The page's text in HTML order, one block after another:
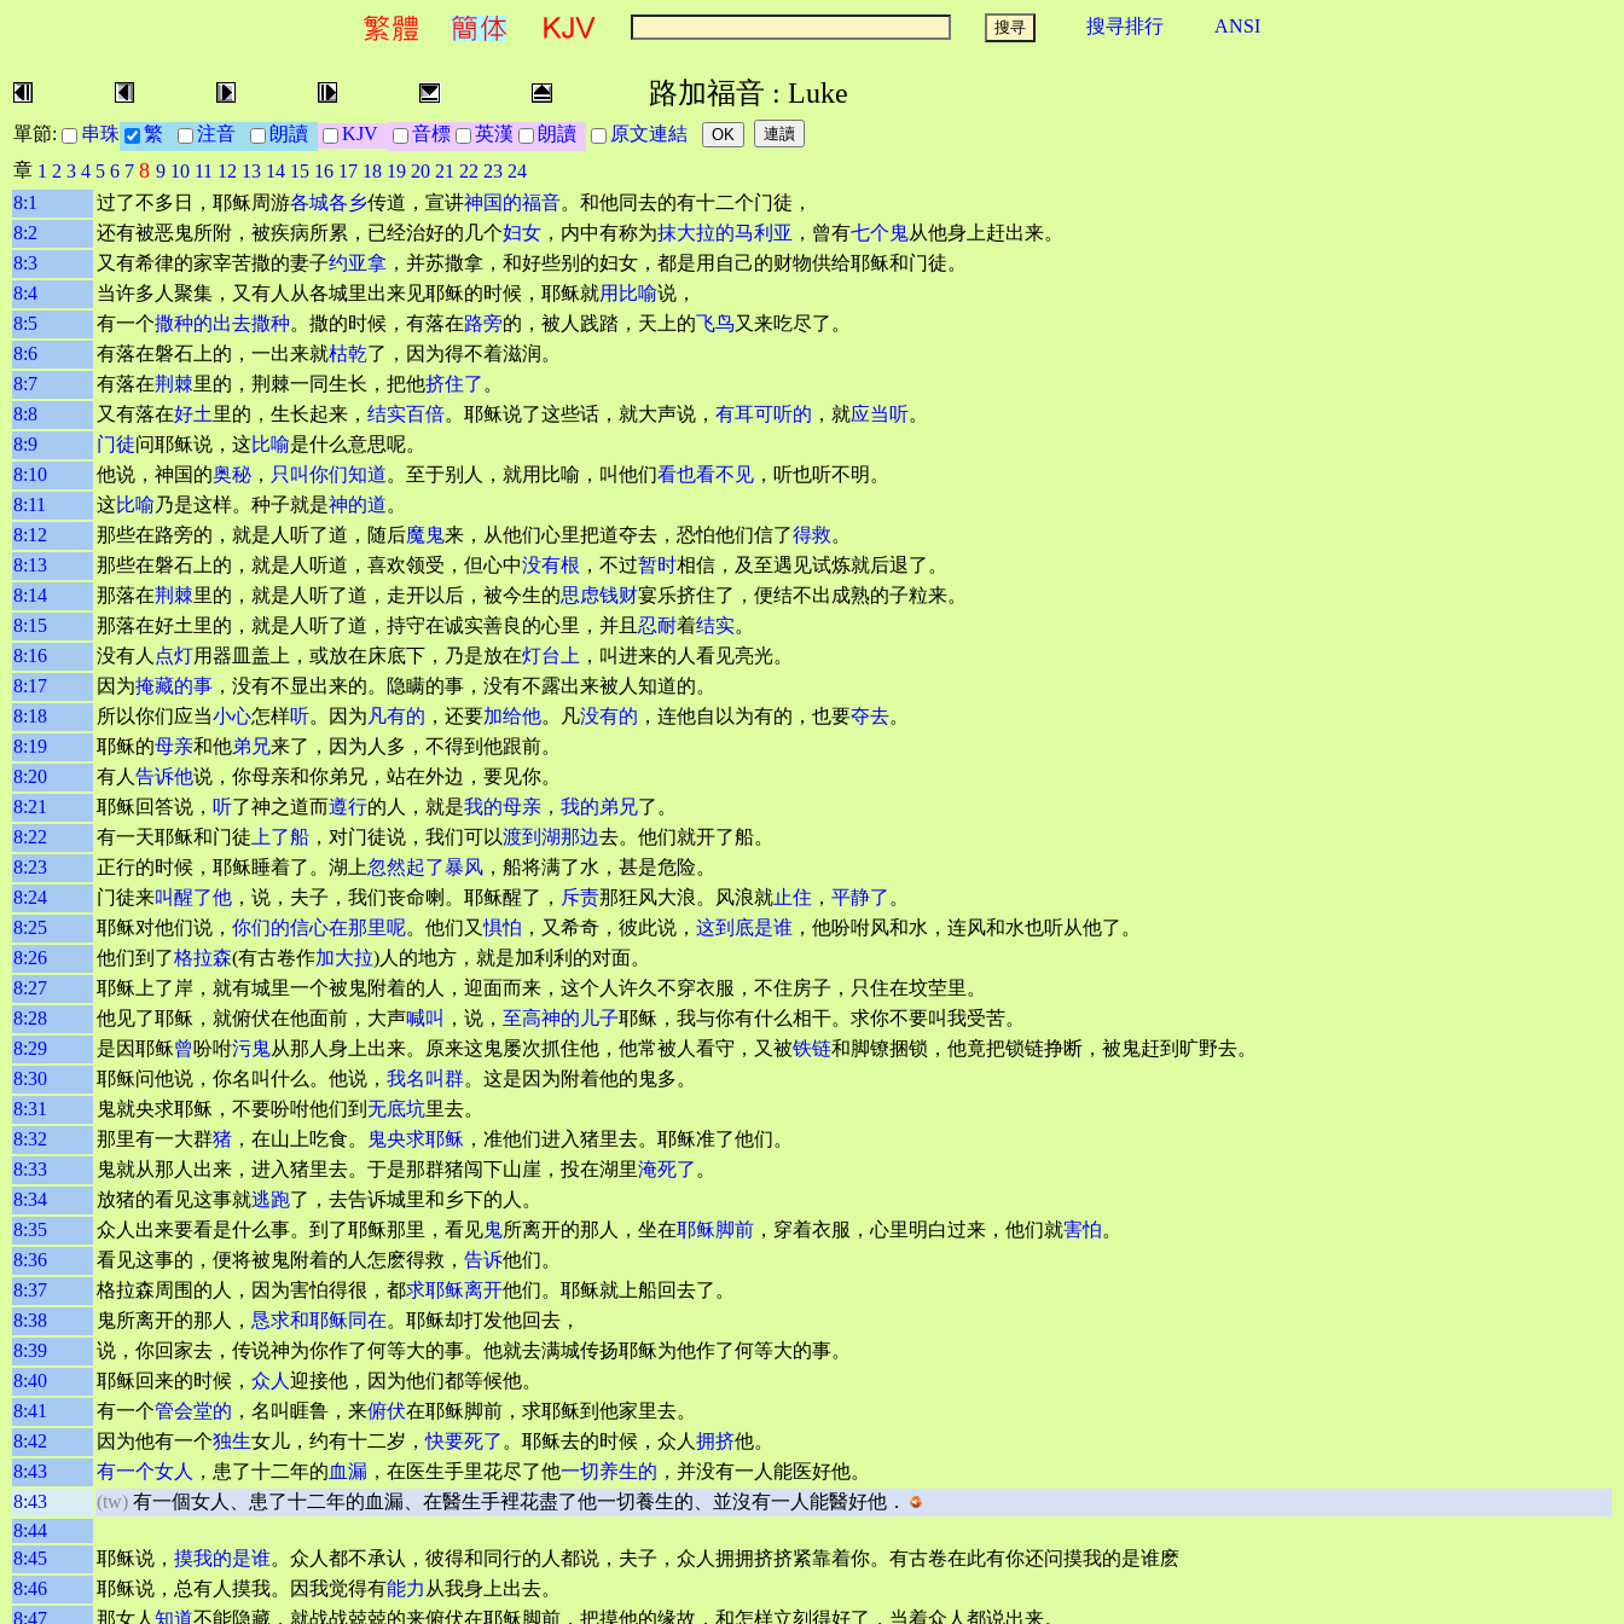
搜寻排行 ANSI
路加福音 : Luke
單節: 串珠 繁 注音 朗讀 KJV 音標 英漢 朗讀
原文連結
章 1 2 3 4 5 6 7 8 9 10 11 12 13 14 15 16 17 18 19 20 21 22 23 24
8:1
过了不多日，耶稣周游各城各乡传道，宣讲神国的福音。和他同去的有十二个门徒，
8:2
还有被恶鬼所附，被疾病所累，已经治好的几个妇女 ，内中有称为抹大拉的马利亚 ，曾有七个鬼从他身上赶出来。
8:3
又有希律的家宰苦撒的妻子约亚拿 ，并苏撒拿，和好些别的妇女，都是用自己的财物供给耶稣和门徒。
8:4
当许多人聚集，又有人从各城里出来见耶稣的时候，耶稣就用比喻说，
8:5
有一个撒种的出去撒种。撒的时候，有落在路旁的，被人践踏，天上的飞鸟又来吃尽了。
8:6
有落在磐石上的，一出来就枯乾了，因为得不着滋润。
8:7
有落在荆棘里的，荆棘一同生长，把他挤住了 。
8:8
又有落在好土里的，生长起来， 结实百倍。耶稣说了这些话，就大声说， 有耳可听的 ，就应当听。
8:9
门徒问耶稣说，这比喻是什么意思呢。
8:10
他说，神国的奥秘 ， 只叫你们知道。至于别人，就用比喻，叫他们看也看不见 ，听也听不明。
8:11
这比喻乃是这样。种子就是神的道。
8:12
那些在路旁的，就是人听了道，随后魔鬼来，从他们心里把道夺去，恐怕他们信了得救。
8:13
那些在磐石上的，就是人听道，喜欢领受，但心中没有根 ，不过暂时相信，及至遇见试炼就后退了。
8:14
那落在荆棘里的，就是人听了道，走开以后，被今生的思虑钱财宴乐挤住了，便结不出成熟的子粒来。
8:15
那落在好土里的，就是人听了道，持守在诚实善良的心里，并且 忍耐着结实。
8:16
没有人 点灯用器皿盖上，或放在床底下，乃是放在灯台上 ，叫进来的人看见亮光。
8:17
因为掩藏的事 ，没有不显出来的。隐瞒的事，没有不露出来被人知道的。
8:18
所以你们应当小心怎样听。因为 凡有的 ，还要加给他。凡没有的 ，连他自以为有的，也要夺去。
8:19
耶稣的母亲和他弟兄来了，因为人多，不得到他跟前。
8:20
有人 告诉他说，你母亲和你弟兄，站在外边，要见你。
8:21
耶稣回答说， 听了神之道而遵行的人，就是我的母亲 ， 我的弟兄了。
8:22
有一天耶稣和门徒 上了船 ，对门徒说，我们可以渡到湖那边去。他们就开了船。
8:23
正行的时候，耶稣睡着了。湖上忽然起了暴风 ，船将满了水，甚是危险。
8:24
门徒来叫醒了他 ，说，夫子，我们丧命喇。耶稣醒了， 斥责那狂风大浪。风浪就止住 ， 平静了 。
8:25
耶稣对他们说， 你们的信心在那里呢。他们又惧怕 ，又希奇，彼此说， 这到底是谁 ，他吩咐风和水，连风和水也听从他了。
8:26
他们到了格拉森(有古卷作加大拉)人的地方，就是加利利的对面。
8:27
耶稣上了岸，就有城里一个被鬼附着的人，迎面而来，这个人许久不穿衣服，不住房子，只住在坟茔里。
8:28
他见了耶稣，就俯伏在他面前，大声喊叫 ，说， 至高神的儿子耶稣，我与你有什么相干。求你不要叫我受苦。
8:29
是因耶稣曾吩咐污鬼从那人身上出来。原来这鬼屡次抓住他，他常被人看守，又被铁链和脚镣捆锁，他竟把锁链挣断，被鬼赶到旷野去。
8:30
耶稣问他说，你名叫什么。他说， 我名叫群。这是因为附着他的鬼多。
8:31
鬼就央求耶稣，不要吩咐他们到 无底坑里去。
8:32
那里有一大群猪 ，在山上吃食。 鬼央求耶稣 ，准他们进入猪里去。耶稣准了他们。
8:33
鬼就从那人出来，进入猪里去。于是那群猪闯下山崖，投在湖里淹死了 。
8:34
放猪的看见这事就逃跑了，去告诉城里和乡下的人。
8:35
众人出来要看是什么事。到了耶稣那里，看见鬼所离开的那人，坐在耶稣脚前 ，穿着衣服，心里明白过来，他们就害怕。
8:36
看见这事的，便将被鬼附着的人怎麽得救， 告诉他们。
8:37
格拉森周围的人，因为害怕得很，都求耶稣离开他们。耶稣就上船回去了。
8:38
鬼所离开的那人， 恳求和耶稣同在。耶稣却打发他回去，
8:39
说，你回家去，传说神为你作了何等大的事。他就去满城传扬耶稣为他作了何等大的事。
8:40
耶稣回来的时候， 众人 迎接他，因为他们都等候他。
8:41
有一个管会堂的 ，名叫睚鲁，来俯伏在耶稣脚前，求耶稣到他家里去。
8:42
因为他有一个独生女儿，约有十二岁，快要死了 。耶稣去的时候，众人 拥挤他。
8:43
有一个女人 ，患了十二年的血漏 ，在医生手里花尽了他一切养生的 ，并没有一人能医好他。
8:43
(tw) 有一個女人、患了十二年的血漏、在醫生手裡花盡了他一切養生的、並沒有一人能醫好他．
8:44
8:45
耶稣说， 摸我的是谁。众人都不承认，彼得和同行的人都说，夫子，众人拥拥挤挤紧靠着你。有古卷在此有你还问摸我的是谁麽
8:46
耶稣说，总有人摸我。因我觉得有能力 从我身上出去。
8:47
那女人 知道不能隐藏，就战战兢兢的来俯伏在耶稣脚前，把摸他的缘故，和怎样立刻得好了，当着众人都说出来。